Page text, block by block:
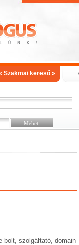
Szakmai kereső »
bolt, szolgáltató, domain